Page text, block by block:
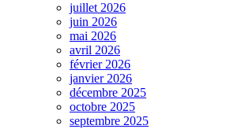
juillet 2026
juin 2026
mai 2026
avril 2026
février 2026
janvier 2026
décembre 2025
octobre 2025
septembre 2025